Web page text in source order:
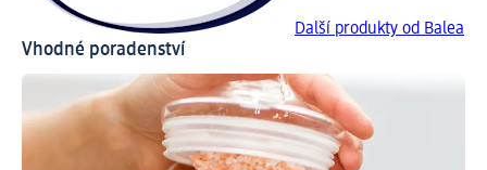
Další produkty od Balea
Vhodné poradenství